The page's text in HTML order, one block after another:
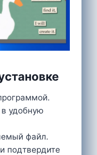
удобную
файл.
подтвердите